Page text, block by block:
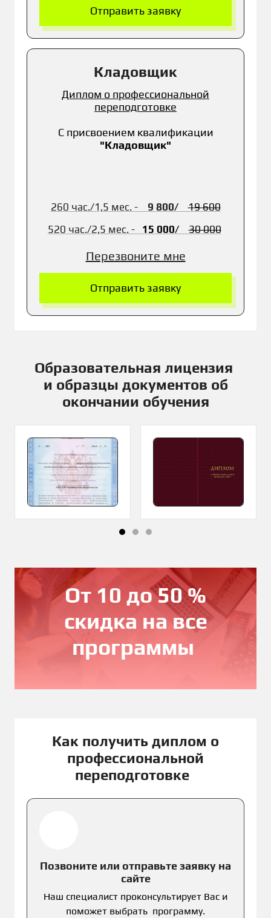
Отправить заявку
Кладовщик
Диплом о профессиональной
переподготовке
С присвоением квалификации
"Кладовщик"
260 час./1,5 мес. - 9 800/19 600
520 час./2,5 мес. - 15 000/30 000
Перезвоните мне
Отправить заявку
Образовательная лицензия
и образцы документов об
окончании обучения
От 10 до 50 %
скидка на все
программы
Как получить диплом о
профессиональной
переподготовке
Позвоните или отправьте заявку на
сайте
Наш специалист проконсультирует Вас и
поможет выбрать программу.